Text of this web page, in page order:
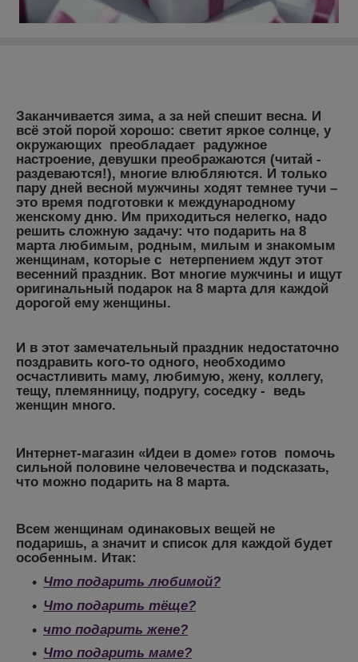
Заканчивается зима, а за ней спешит весна. И
всё этой порой хорошо: светит яркое солнце, у
окружающих преобладает радужное
настроение, девушки преображаются (читай -
раздеваются!), многие влюбляются. И только
пару дней весной мужчины ходят темнее тучи –
это время подготовки к международному
женскому дню. Им приходиться нелегко, надо
решить сложную задачу: что подарить на 8
марталюбимым, родным, милым и знакомым
женщинам, которые с нетерпением ждут этот
весенний праздник. Вот многие мужчины и ищут
оригинальный подарок на 8 мартадля каждой
дорогой ему женщины.
И в этот замечательный праздник недостаточно
поздравить кого-то одного, необходимо
осчастливить маму, любимую, жену, коллегу,
тещу, племянницу, подругу, соседку - ведь
женщин много.
Интернет-магазин «Идеи в доме» готов помочь
сильной половине человечества и подсказать,
что можно подарить на 8 марта.
Всем женщинам одинаковых вещей не
подаришь, а значит и список для каждой будет
особенным. Итак:
Что подарить любимой?
Что подарить тёще?
что подарить жене?
Что подарить маме?